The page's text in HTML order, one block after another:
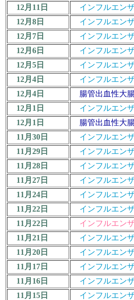
12月11日
インフルエン
12月8日
インフルエン
12月7日
インフルエン
12月6日
インフルエン
12月5日
インフルエン
12月4日
インフルエン
12月4日
腸管出血性大
12月1日
インフルエン
12月1日
腸管出血性大
11月30日
インフルエン
11月29日
インフルエン
11月28日
インフルエン
11月27日
インフルエン
11月24日
インフルエン
11月22日
インフルエン
11月22日
インフルエン
11月21日
インフルエン
11月20日
インフルエン
11月17日
インフルエン
11月16日
インフルエン
11月15日
インフルエン